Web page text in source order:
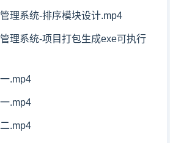
理系统-排序模块设计.mp4
理系统-项目打包生成exe可执行
.mp4
.mp4
.mp4